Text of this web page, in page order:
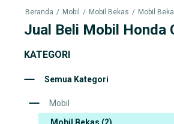
Beranda / Mobil / Mobil Bekas / Mobil
Jual Beli Mobil Honda
KATEGORI
Semua Kategori
Mobil